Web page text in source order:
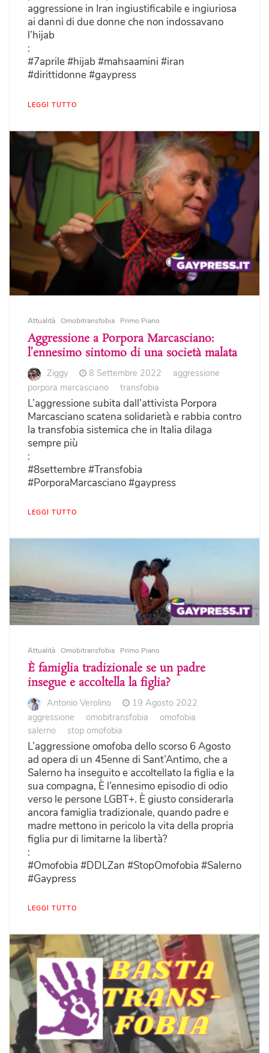
aggressione in Iran ingiustificabile e ingiuriosa
ai danni di due donne che non indossavano
l’hijab
:
#7aprile #hijab #mahsaamini #iran
#dirittidonne #gaypress
LEGGI TUTTO
Attualità Omobitransfobia Primo Piano
Aggressione a Porpora Marcasciano:
l’ennesimo sintomo di una società malata
Ziggy 8 Settembre 2022
aggressione
porpora marcasciano
transfobia
L’aggressione subita dall’attivista Porpora
Marcasciano scatena solidarietà e rabbia contro
la transfobia sistemica che in Italia dilaga
sempre più
:
#8settembre #Transfobia
#PorporaMarcasciano #gaypress
LEGGI TUTTO
Attualità Omobitransfobia Primo Piano
È famiglia tradizionale se un padre
insegue e accoltella la figlia?
Antonio Verolino
19 Agosto 2022
aggressione
omobitransfobia
omofobia
salerno
stop omofobia
L’aggressione omofoba dello scorso 6 Agosto
ad opera di un 45enne di Sant’Antimo, che a
Salerno ha inseguito e accoltellato la figlia e la
sua compagna, È l’ennesimo episodio di odio
verso le persone LGBT+. È giusto considerarla
ancora famiglia tradizionale, quando padre e
madre mettono in pericolo la vita della propria
figlia pur di limitarne la libertà?
:
#Omofobia #DDLZan #StopOmofobia #Salerno
#Gaypress
LEGGI TUTTO